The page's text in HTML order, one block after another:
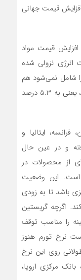
قیمت جهانی
قیمت مواد
نزولی شده
شامل نمی‌شود هم
به پایین‌ترین حد خود طی 4 ماه گذشته، یعنی به 5.3 درصد
ایتالیا و
و در عین حال
از محصولات در
است. این وضعیت
باشد تا به زودی
اگرچه گریستین
را مناسب توقف
نرخ تورم هنوز
روی این نرخ
مرکزی اروپا،